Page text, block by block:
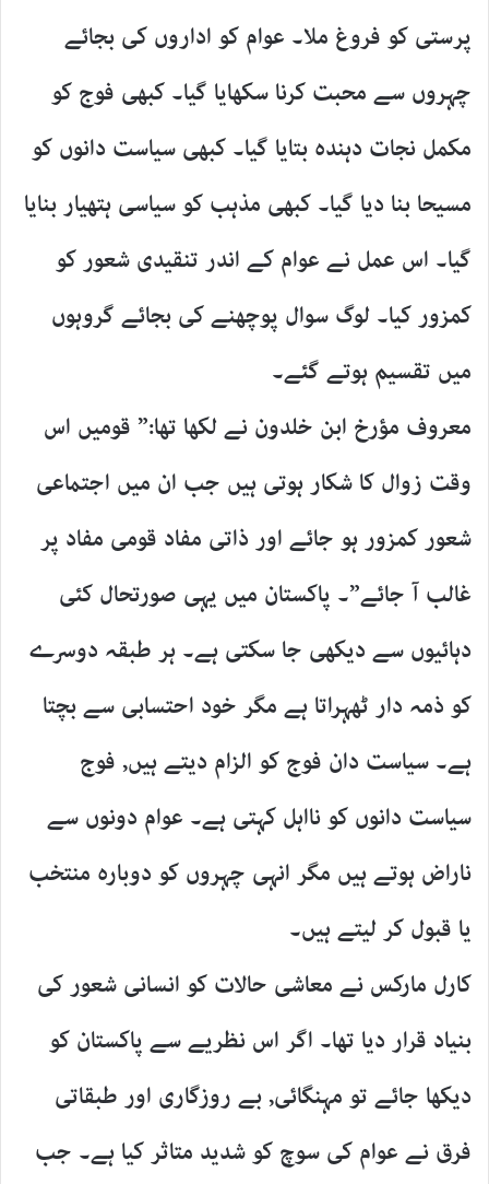
پرستی کو فروغ ملا۔ عوام کو اداروں کی بجائے
چہروں سے محبت کرنا سکھایا گیا۔ کبھی فوج کو
مکمل نجات دہندہ بتایا گیا۔ کبھی سیاست دانوں کو
مسیحا بنا دیا گیا۔ کبھی مذہب کو سیاسی ہتھیار بنایا
گیا۔ اس عمل نے عوام کے اندر تنقیدی شعور کو
کمزور کیا۔ لوگ سوال پوچھنے کی بجائے گروہوں
میں تقسیم ہوتے گئے۔
معروف مؤرخ ابن خلدون نے لکھا تھا:” قومیں اس
وقت زوال کا شکار ہوتی ہیں جب ان میں اجتماعی
شعور کمزور ہو جائے اور ذاتی مفاد قومی مفاد پر
غالب آ جائے”۔ پاکستان میں یہی صورتحال کئی
دہائیوں سے دیکھی جا سکتی ہے۔ ہر طبقہ دوسرے
کو ذمہ دار ٹھہراتا ہے مگر خود احتسابی سے بچتا
ہے۔ سیاست دان فوج کو الزام دیتے ہیں, فوج
سیاست دانوں کو نااہل کہتی ہے۔ عوام دونوں سے
ناراض ہوتے ہیں مگر انہی چہروں کو دوبارہ منتخب
یا قبول کر لیتے ہیں۔
کارل مارکس نے معاشی حالات کو انسانی شعور کی
بنیاد قرار دیا تھا۔ اگر اس نظریے سے پاکستان کو
دیکھا جائے تو مہنگائی, بے روزگاری اور طبقاتی
فرق نے عوام کی سوچ کو شدید متاثر کیا ہے۔ جب